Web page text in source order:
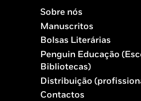
Sobre nós
Manuscritos
Bolsas Literárias
Penguin Educação
Bibliotecas)
Distribuição
Contactos